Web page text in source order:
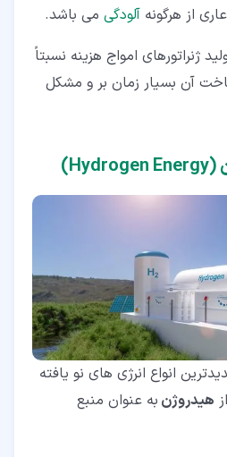
از هرگونه آلودگی می باشد.
ژنراتورهای امواج هزینه نسبتاً
آن بسیار زمان بر و مشکل
انواع انرژی های نو یافته
هیدروژن به عنوان منبع